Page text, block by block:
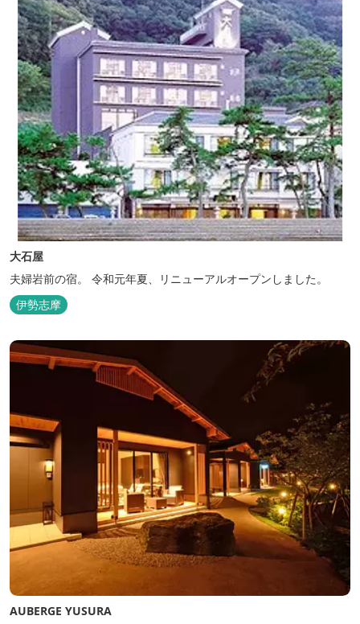
大石屋
夫婦岩前の宿。 令和元年夏、リニューアルオープンしました。
伊勢志摩
AUBERGE YUSURA